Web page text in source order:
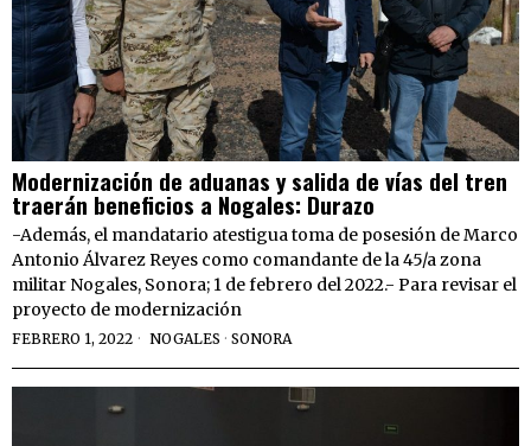
Modernización de aduanas y salida de vías del tren
traerán beneficios a Nogales: Durazo
-Además, el mandatario atestigua toma de posesión de Marco
Antonio Álvarez Reyes como comandante de la 45/a zona
militar Nogales, Sonora; 1 de febrero del 2022.- Para revisar el
proyecto de modernización
FEBRERO 1, 2022 NOGALES · SONORA